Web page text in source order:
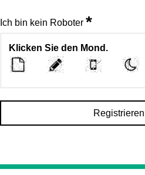
Ich bin kein Roboter *
Klicken Sie den Mond.
Registrieren